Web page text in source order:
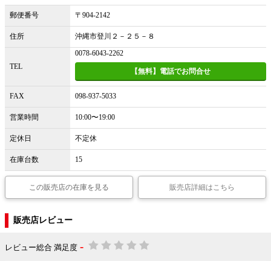
郵便番号 〒904-2142
住所 沖縄市登川２－２５－８
TEL
0078-6043-2262
【無料】電話でお問合せ
FAX 098-937-5033
営業時間 10:00〜19:00
定休日 不定休
在庫台数 15
この販売店の在庫を見る 販売店詳細はこちら
販売店レビュー
レビュー総合 満足度 -